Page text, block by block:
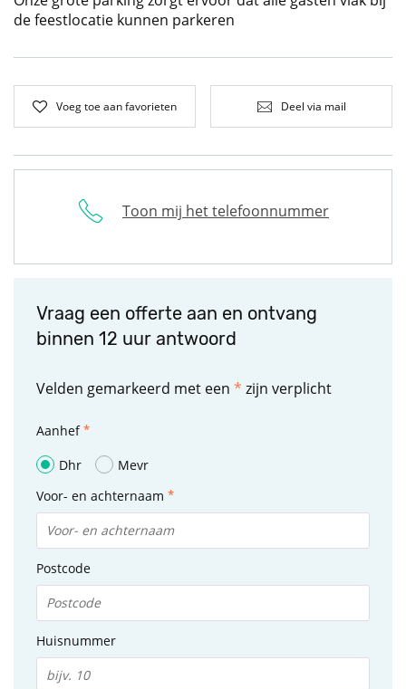
de feestlocatie kunnen parkeren
Voeg toe aan favorieten Deel via mail
Toon mij het telefoonnummer
Vraag een offerte aan en ontvang
binnen 12 uur antwoord
Velden gemarkeerd met een * zijn verplicht
Aanhef
Dhr
Mevr
Voor- en achternaam
Postcode
Huisnummer